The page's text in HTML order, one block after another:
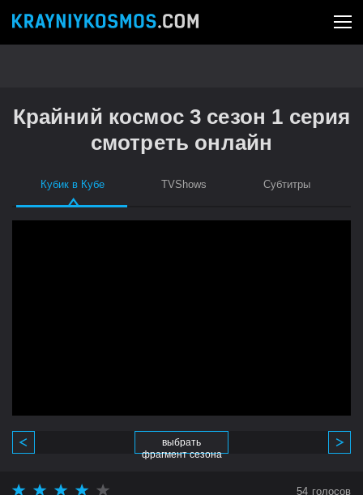
Крайний космос 3 сезон 1 серия
смотреть онлайн
Кубик в Кубе TVShows Субтитры
выбрать
фрагмент сезона
54 голосов